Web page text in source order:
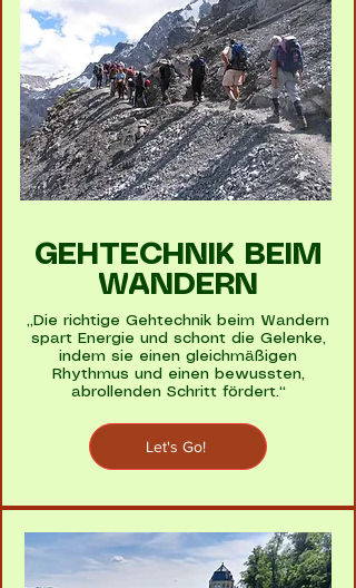
GEHTECHNIK BEIM
WANDERN
„Die richtige Gehtechnik beim Wandern
spart Energie und schont die Gelenke,
indem sie einen gleichmäßigen
Rhythmus und einen bewussten,
abrollenden Schritt fördert.“
Let's Go!